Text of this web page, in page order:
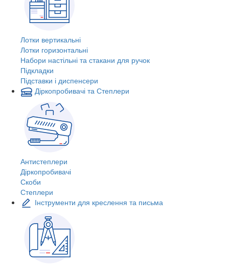
Лотки вертикальні
Лотки горизонтальні
Набори настільні та стакани для ручок
Підкладки
Підставки і диспенсери
Діркопробивачі та Степлери
Антистеплери
Діркопробивачі
Скоби
Степлери
Інструменти для креслення та письма